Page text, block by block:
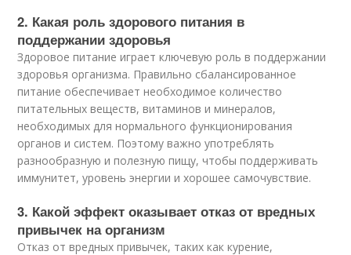
2. Какая роль здорового питания в
поддержании здоровья
Здоровое питание играет ключевую роль в поддержании
здоровья организма. Правильно сбалансированное
питание обеспечивает необходимое количество
питательных веществ, витаминов и минералов,
необходимых для нормального функционирования
органов и систем. Поэтому важно употреблять
разнообразную и полезную пищу, чтобы поддерживать
иммунитет, уровень энергии и хорошее самочувствие.
3. Какой эффект оказывает отказ от вредных
привычек на организм
Отказ от вредных привычек, таких как курение,